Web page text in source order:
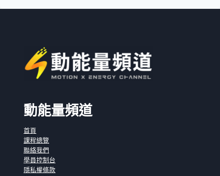
動能量頻道
首頁
課程總覽
聯絡我們
學員控制台
隱私權條款